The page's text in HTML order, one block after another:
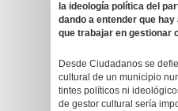
la ideología política del
dando a entender que
que trabajar en gestionar
Desde Ciudadanos se
cultural de un municipio
tintes políticos ni
de gestor cultural sería